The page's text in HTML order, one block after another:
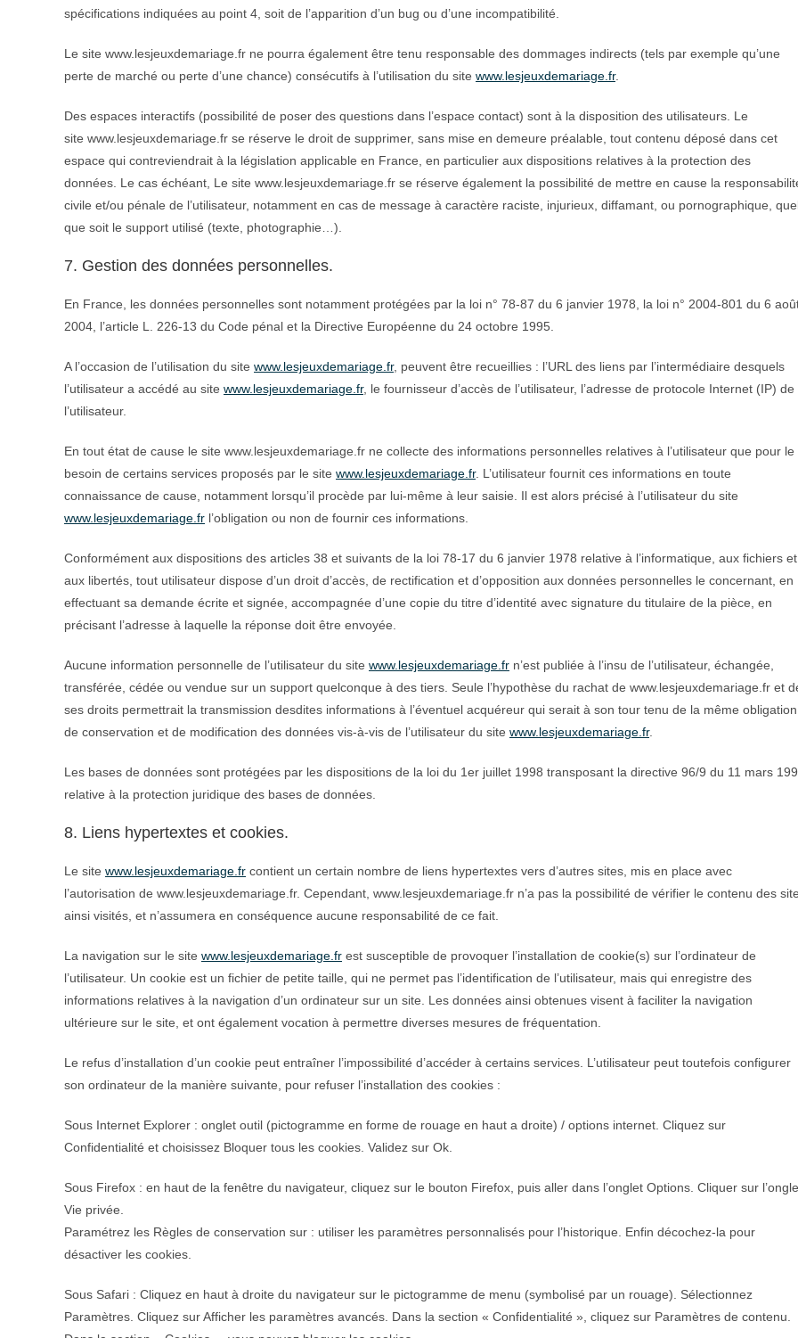
spécifications indiquées au point 4, soit de l’apparition d’un bug ou d’une incompatibilité.
Le site www.lesjeuxdemariage.fr ne pourra également être tenu responsable des dommages indirects (tels par exemple qu’une
perte de marché ou perte d’une chance) consécutifs à l’utilisation du site www.lesjeuxdemariage.fr.
Des espaces interactifs (possibilité de poser des questions dans l’espace contact) sont à la disposition des utilisateurs. Le
site www.lesjeuxdemariage.fr se réserve le droit de supprimer, sans mise en demeure préalable, tout contenu déposé dans cet
espace qui contreviendrait à la législation applicable en France, en particulier aux dispositions relatives à la protection des
données. Le cas échéant, Le site www.lesjeuxdemariage.fr se réserve également la possibilité de mettre en cause la
civile et/ou pénale de l’utilisateur, notamment en cas de message à caractère raciste, injurieux, diffamant, ou pornographique,
que soit le support utilisé (texte, photographie…).
7. Gestion des données personnelles.
En France, les données personnelles sont notamment protégées par la loi n° 78-87 du 6 janvier 1978, la loi n° 2004-801 du 6
2004, l’article L. 226-13 du Code pénal et la Directive Européenne du 24 octobre 1995.
A l’occasion de l’utilisation du site www.lesjeuxdemariage.fr, peuvent être recueillies : l’URL des liens par l’intermédiaire desquels
l’utilisateur a accédé au site www.lesjeuxdemariage.fr, le fournisseur d’accès de l’utilisateur, l’adresse de protocole Internet (IP) de
l’utilisateur.
En tout état de cause le site www.lesjeuxdemariage.fr ne collecte des informations personnelles relatives à l’utilisateur que pour le
besoin de certains services proposés par le site www.lesjeuxdemariage.fr. L’utilisateur fournit ces informations en toute
connaissance de cause, notamment lorsqu’il procède par lui-même à leur saisie. Il est alors précisé à l’utilisateur du site
www.lesjeuxdemariage.fr l’obligation ou non de fournir ces informations.
Conformément aux dispositions des articles 38 et suivants de la loi 78-17 du 6 janvier 1978 relative à l’informatique, aux fichiers et
aux libertés, tout utilisateur dispose d’un droit d’accès, de rectification et d’opposition aux données personnelles le concernant, en
effectuant sa demande écrite et signée, accompagnée d’une copie du titre d’identité avec signature du titulaire de la pièce, en
précisant l’adresse à laquelle la réponse doit être envoyée.
Aucune information personnelle de l’utilisateur du site www.lesjeuxdemariage.fr n’est publiée à l’insu de l’utilisateur, échangée,
transférée, cédée ou vendue sur un support quelconque à des tiers. Seule l’hypothèse du rachat de www.lesjeuxdemariage.fr et
ses droits permettrait la transmission desdites informations à l’éventuel acquéreur qui serait à son tour tenu de la même obligation
de conservation et de modification des données vis-à-vis de l’utilisateur du site www.lesjeuxdemariage.fr.
Les bases de données sont protégées par les dispositions de la loi du 1er juillet 1998 transposant la directive 96/9 du 11 mars
relative à la protection juridique des bases de données.
8. Liens hypertextes et cookies.
Le site www.lesjeuxdemariage.fr contient un certain nombre de liens hypertextes vers d’autres sites, mis en place avec
l’autorisation de www.lesjeuxdemariage.fr. Cependant, www.lesjeuxdemariage.fr n’a pas la possibilité de vérifier le contenu des
ainsi visités, et n’assumera en conséquence aucune responsabilité de ce fait.
La navigation sur le site www.lesjeuxdemariage.fr est susceptible de provoquer l’installation de cookie(s) sur l’ordinateur de
l’utilisateur. Un cookie est un fichier de petite taille, qui ne permet pas l’identification de l’utilisateur, mais qui enregistre des
informations relatives à la navigation d’un ordinateur sur un site. Les données ainsi obtenues visent à faciliter la navigation
ultérieure sur le site, et ont également vocation à permettre diverses mesures de fréquentation.
Le refus d’installation d’un cookie peut entraîner l’impossibilité d’accéder à certains services. L’utilisateur peut toutefois configurer
son ordinateur de la manière suivante, pour refuser l’installation des cookies :
Sous Internet Explorer : onglet outil (pictogramme en forme de rouage en haut a droite) / options internet. Cliquez sur
Confidentialité et choisissez Bloquer tous les cookies. Validez sur Ok.
Sous Firefox : en haut de la fenêtre du navigateur, cliquez sur le bouton Firefox, puis aller dans l’onglet Options. Cliquer sur
Vie privée.
Paramétrez les Règles de conservation sur : utiliser les paramètres personnalisés pour l’historique. Enfin décochez-la pour
désactiver les cookies.
Sous Safari : Cliquez en haut à droite du navigateur sur le pictogramme de menu (symbolisé par un rouage). Sélectionnez
Paramètres. Cliquez sur Afficher les paramètres avancés. Dans la section « Confidentialité », cliquez sur Paramètres de contenu.